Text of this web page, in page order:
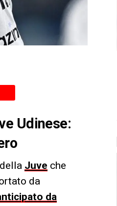
Udinese:
Juve che
da
da